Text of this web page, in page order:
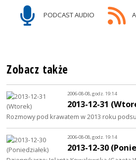
PODCAST AUDIO
Zobacz także
2006-08-08, godz. 19:14
2013-12-31
Rozmowy pod krawatem w 2013 roku
2006-08-08, godz. 19:14
2013-12-30